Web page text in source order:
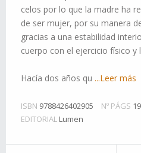
celos por lo que la madre ha
de ser mujer, por su manera
gracias a una estabilidad
cuerpo con el ejercicio físico y
Hacía dos años qu ...Leer más
ISBN 9788426402905 Nº PÁGS
EDITORIAL Lumen